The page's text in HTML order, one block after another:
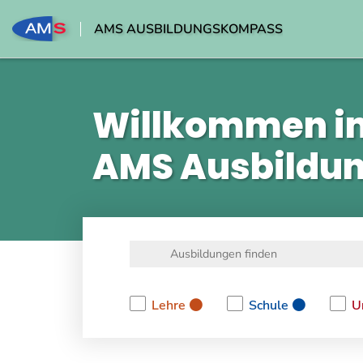
AMS AUSBILDUNGSKOMPASS
Willkommen
AMS
Lehre
Schule